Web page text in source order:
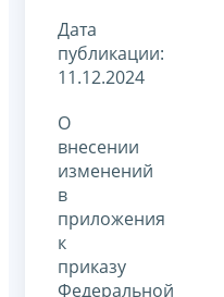
Дата
публикации:
11.12.2024
О
внесении
изменений
в
приложения
к
приказу
Федеральной